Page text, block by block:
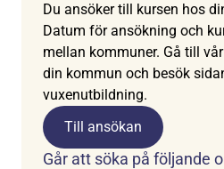
Du ansöker till kursen hos
Datum för ansökning och
mellan kommuner. Gå till
din kommun och besök
vuxenutbildning.
Till ansökan
Går att söka på följande